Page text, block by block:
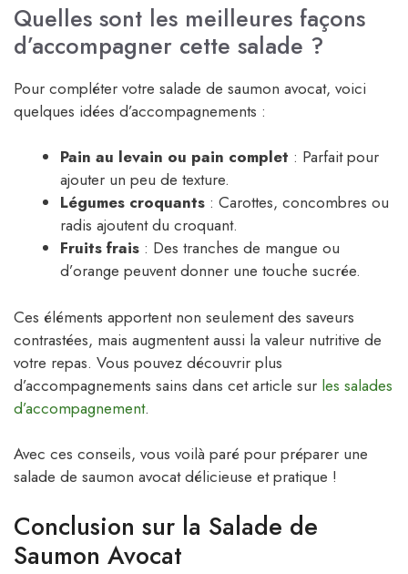
Quelles sont les meilleures façons
d’accompagner cette salade ?
Pour compléter votre salade de saumon avocat, voici
quelques idées d’accompagnements :
Pain au levain ou pain complet : Parfait pour
ajouter un peu de texture.
Légumes croquants : Carottes, concombres ou
radis ajoutent du croquant.
Fruits frais : Des tranches de mangue ou
d’orange peuvent donner une touche sucrée.
Ces éléments apportent non seulement des saveurs
contrastées, mais augmentent aussi la valeur nutritive de
votre repas. Vous pouvez découvrir plus
d’accompagnements sains dans cet article sur les salades
d’accompagnement.
Avec ces conseils, vous voilà paré pour préparer une
salade de saumon avocat délicieuse et pratique !
Conclusion sur la Salade de
Saumon Avocat